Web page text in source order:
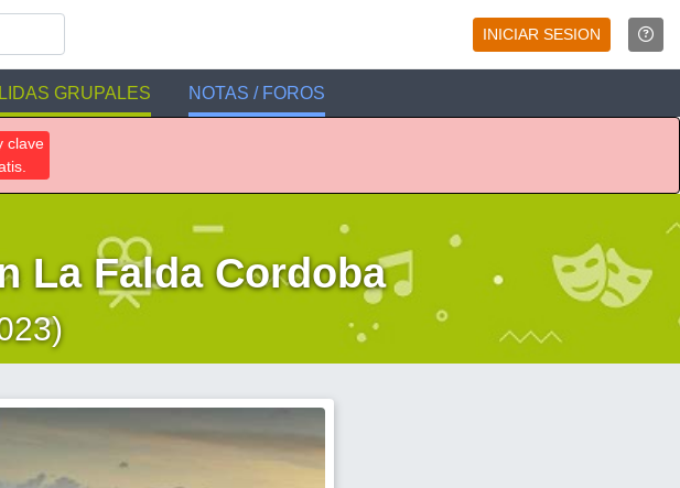
INICIAR SESION
GRUPALES NOTAS / FOROS
clave
La Falda Cordoba